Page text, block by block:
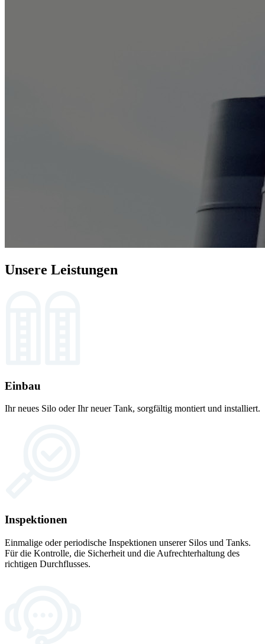
Unsere Leistungen
Einbau
Ihr neues Silo oder Ihr neuer Tank, sorgfältig montiert und installiert.
Inspektionen
Einmalige oder periodische Inspektionen unserer Silos und Tanks.
Für die Kontrolle, die Sicherheit und die Aufrechterhaltung des
richtigen Durchflusses.